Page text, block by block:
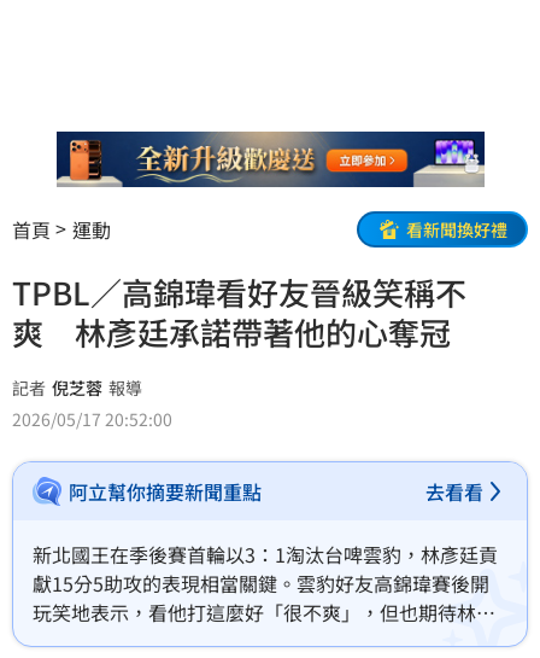
首頁 運動 看新聞換好禮
TPBL／高錦瑋看好友晉級笑稱不
爽 林彥廷承諾帶著他的心奪冠
記者 倪芝蓉 報導
2026/05/17 20:52:00
阿立幫你摘要新聞重點 去看看
新北國王在季後賽首輪以3：1淘汰台啤雲豹，林彥廷貢
獻15分5助攻的表現相當關鍵。雲豹好友高錦瑋賽後開
玩笑地表示，看他打這麼好「很不爽」，但也期待林彥
廷「進到冠軍賽就拿冠軍吧！」林彥廷則回應會帶著小